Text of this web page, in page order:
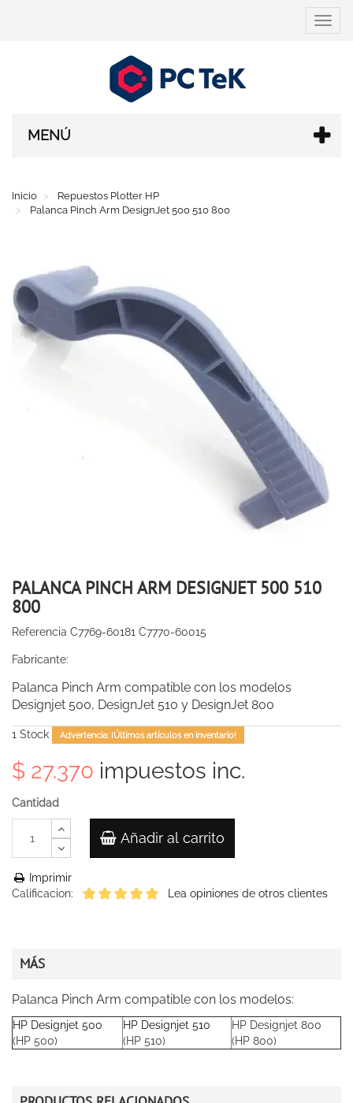
MENÚ
Inicio
Repuestos Plotter HP
Palanca Pinch Arm DesignJet 500 510 800
PALANCA PINCH ARM DESIGNJET 500 510
800
Referencia C7769-60181 C7770-60015
Fabricante:
Palanca Pinch Arm compatible con los modelos
Designjet 500, DesignJet 510 y DesignJet 800
1 Stock Advertencia: ¡Últimos artículos en inventario!
$ 27.370 impuestos inc.
Cantidad
Añadir al carrito
Imprimir
Calificacion:
Lea opiniones de otros clientes
MÁS
Palanca Pinch Arm compatible con los modelos:
HP Designjet 500
(HP 500)
HP Designjet 510
(HP 510)
HP Designjet 800
(HP 800)